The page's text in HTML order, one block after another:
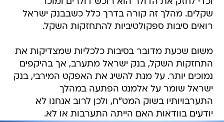
שקלים. מהלך זה קורה בדרך כלל כשבבנק ישראל
רואים סיבות ספקולטיביות להתחזקות השקל.
משום שכעת מדובר בסיבות כלכליות שמצדיקות את
התחזקות השקל, בנק ישראל מתערב, אך בהיקפים
נמוכים יותר. על מנת להשיג את האפקט המירבי, בנק
ישראל שומר על אלמנט הפתעה במהלך
התערבויותיו בשוק המט"ח, ולכן לרוב אנחנו לא
יודעים בוודאות האם הייתה התערבות או לא.